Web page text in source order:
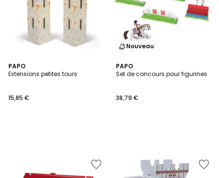
PAPO
Extensions petites tours
15,85 €
Nouveau
PAPO
Set de concours pour figurines
38,79 €